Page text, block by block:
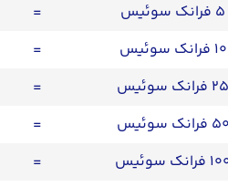
۵ فرانک سوئیس
=
۱۰ فرانک سوئیس
=
۲۵ فرانک سوئیس
=
۵۰ فرانک سوئیس
=
سوئیس
=